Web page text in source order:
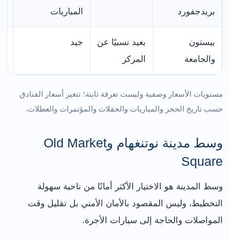
بريدجفورد
المباريات
بيستون
والجامعة
بعيد نسبيًا عن
المركز
جيد
مستويات الأسعار وصفية وليست تعرفة ثابتة؛ تتغير أسعار الفنادق
حسب تاريخ الحجز والمباريات والحفلات والمؤتمرات والعطلات.
وسط مدينة نوتنغهام وOld Market
Square
وسط المدينة هو الاختيار الأكثر أمانًا من ناحية سهولة
التخطيط، وليس المقصود بالأمان الأمني بل تقليل وقت
المواصلات والحاجة إلى سيارات الأجرة.